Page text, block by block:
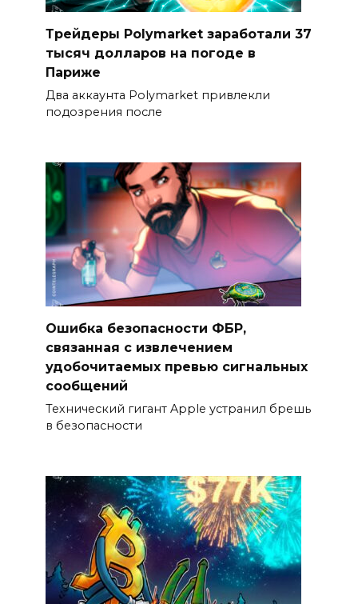
Трейдеры Polymarket заработали 37
тысяч долларов на погоде в
Париже
Два аккаунта Polymarket привлекли
подозрения после
Ошибка безопасности ФБР,
связанная с извлечением
удобочитаемых превью сигнальных
сообщений
Технический гигант Apple устранил брешь
в безопасности